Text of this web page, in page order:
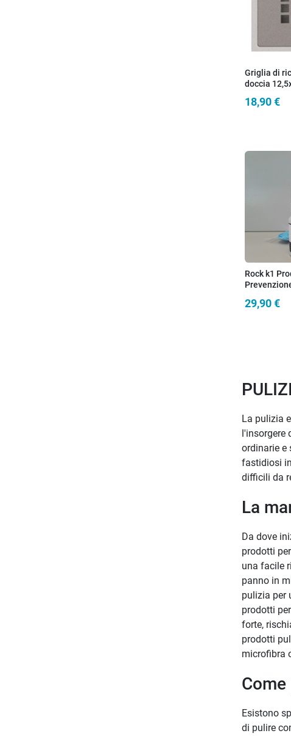
Griglia di
doccia
18,90 €
Rock k1
29,90 €
La pulizia
l'insorgere
ordinarie e
fastidiosi
difficili da
La
Da dove
prodotti
una facile
panno in
pulizia per
prodotti
forte,
prodotti
microfibra
Esistono
di pulire